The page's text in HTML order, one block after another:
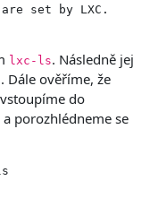
set by LXC.
lxc-ls. Následně jej
. Dále ověříme, že
do
a porozhlédneme se